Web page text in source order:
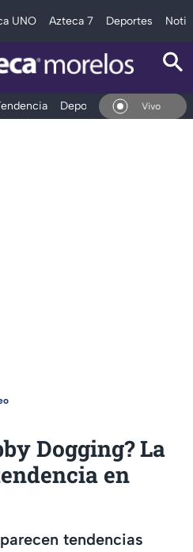
UNO Azteca 7 Deportes
Deportes Espectáculos
En Vivo
Dogging? La
en
tendencias